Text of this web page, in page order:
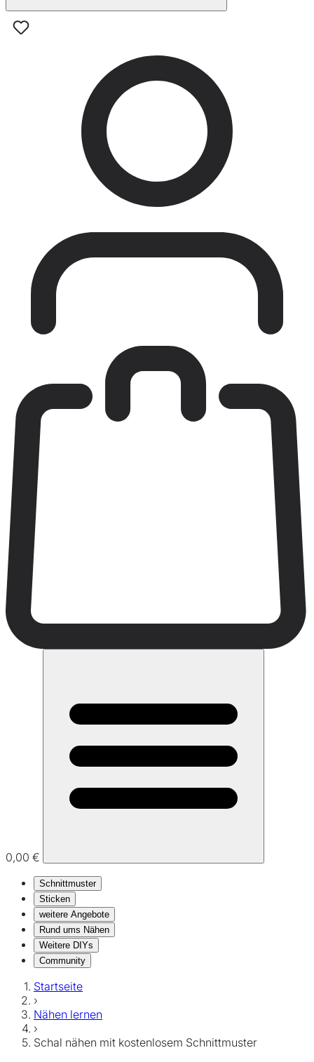
0,00 €
Schnittmuster
Sticken
weitere Angebote
Rund ums Nähen
Weitere DIYs
Community
Startseite
›
Nähen lernen
›
Schal nähen mit kostenlosem Schnittmuster